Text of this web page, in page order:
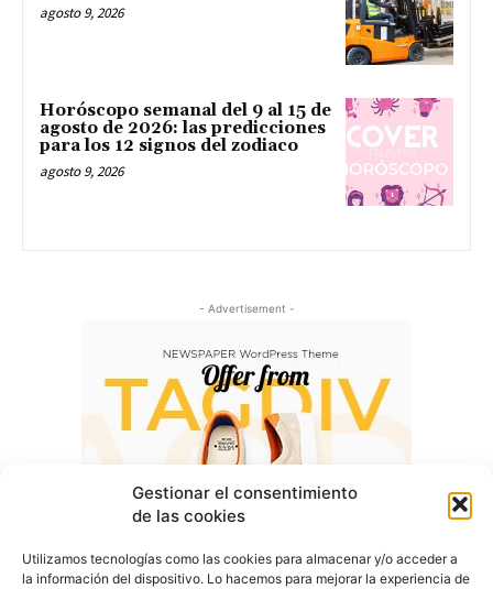
Gestionar el consentimiento
de las cookies
Utilizamos tecnologías como las cookies para almacenar y/o acceder a
la información del dispositivo. Lo hacemos para mejorar la experiencia de
agosto 9, 2026
Horóscopo semanal del 9 al 15 de
agosto de 2026: las predicciones
para los 12 signos del zodiaco
agosto 9, 2026
- Advertisement -